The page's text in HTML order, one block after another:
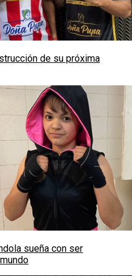
de su próxima
sueña con ser